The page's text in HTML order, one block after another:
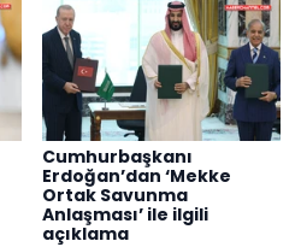
Cumhurbaşkanı
Erdoğan’dan ‘Mekke
Ortak Savunma
Anlaşması’ ile ilgili
açıklama